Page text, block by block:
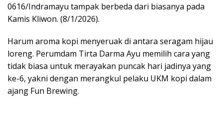
0616/Indramayu tampak berbeda dari biasanya pada
Kamis Kliwon. (8/1/2026).
Harum aroma kopi menyeruak di antara seragam hijau
loreng. Perumdam Tirta Darma Ayu memilih cara yang
tidak biasa untuk merayakan puncak hari jadinya yang
ke-6, yakni dengan merangkul pelaku UKM kopi dalam
ajang Fun Brewing.